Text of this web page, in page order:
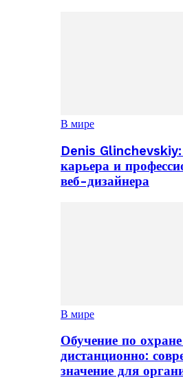
В мире
Denis
карьера и
веб-дизайнера
В мире
Обучение по
дистанционно:
значение для